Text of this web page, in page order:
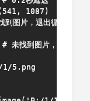
# 移动到
，退出循环
图片，继续查找
5.png